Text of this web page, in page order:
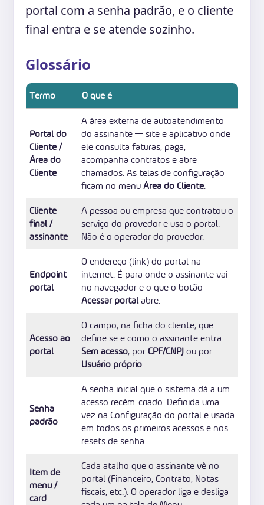
portal com a senha padrão, e o cliente
final entra e se atende sozinho.
Glossário
Termo O que é
Portal do
Cliente /
Área do
Cliente
A área externa de autoatendimento
do assinante — site e aplicativo onde
ele consulta faturas, paga,
acompanha contratos e abre
chamados. As telas de configuração
ficam no menuÁrea do Cliente.
Cliente
final /
assinante
A pessoa ou empresa que contratou o
serviço do provedor e usa o portal.
Não é o operador do provedor.
Endpoint
portal
O endereço (link) do portal na
internet. É para onde o assinante vai
no navegador e o que o botão
Acessar portalabre.
Acesso ao
portal
O campo, na ficha do cliente, que
define se e como o assinante entra:
Sem acesso, por CPF/CNPJou por
Usuário próprio.
Senha
padrão
A senha inicial que o sistema dá a um
acesso recém-criado. Definida uma
vez na Configuração do portal e usada
em todos os primeiros acessos e nos
resets de senha.
Item de
menu /
card
Cada atalho que o assinante vê no
portal (Financeiro, Contrato, Notas
fiscais, etc.). O operador liga e desliga